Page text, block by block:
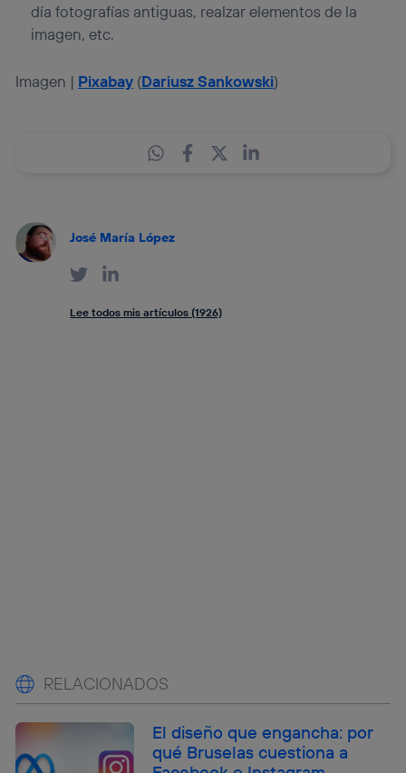
día fotografías antiguas, realzar elementos de la
imagen, etc.
Imagen | Pixabay (Dariusz Sankowski)
José María López
Lee todos mis artículos (1926)
RELACIONADOS
El diseño que engancha: por
qué Bruselas cuestiona a